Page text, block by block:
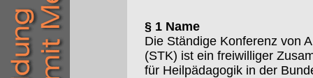
§ 1 Name
Die Ständige Konferenz von
(STK) ist ein freiwilliger
für Heilpädagogik in der